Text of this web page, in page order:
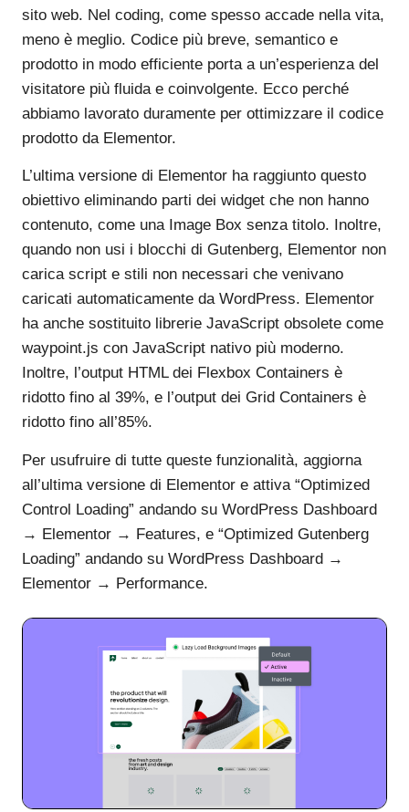
sito web. Nel coding, come spesso accade nella vita,
meno è meglio. Codice più breve, semantico e
prodotto in modo efficiente porta a un’esperienza del
visitatore più fluida e coinvolgente. Ecco perché
abbiamo lavorato duramente per ottimizzare il codice
prodotto da Elementor.
L’ultima versione di Elementor ha raggiunto questo
obiettivo eliminando parti dei widget che non hanno
contenuto, come una Image Box senza titolo. Inoltre,
quando non usi i blocchi di Gutenberg, Elementor non
carica script e stili non necessari che venivano
caricati automaticamente da WordPress. Elementor
ha anche sostituito librerie JavaScript obsolete come
waypoint.js con JavaScript nativo più moderno.
Inoltre, l’output HTML dei Flexbox Containers è
ridotto fino al 39%, e l’output dei Grid Containers è
ridotto fino all’85%.
Per usufruire di tutte queste funzionalità, aggiorna
all’ultima versione di Elementor e attiva “Optimized
Control Loading” andando su WordPress Dashboard
→ Elementor → Features, e “Optimized Gutenberg
Loading” andando su WordPress Dashboard →
Elementor → Performance.